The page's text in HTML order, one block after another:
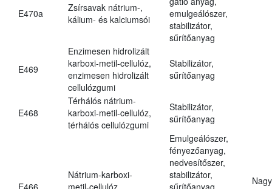
E470a
Zsírsavak nátrium-,
kálium- és kalciumsói
emulgeálószer,
stabilizátor,
sűrítőanyag
E469
Enzimesen hidrolizált
karboxi-metil-cellulóz,
enzimesen hidrolizált
cellulózgumi
Stabilizátor,
sűrítőanyag
E468
Térhálós nátrium-
karboxi-metil-cellulóz,
térhálós cellulózgumi
Stabilizátor,
sűrítőanyag
E466
Nátrium-karboxi-
metil-cellulóz,
Emulgeálószer,
fényezőanyag,
nedvesítőszer,
stabilizátor,
sűrítőanyag,